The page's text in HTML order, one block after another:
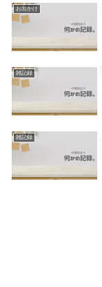
お出かけ
雑記録
雑記録